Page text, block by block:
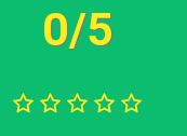
0/5